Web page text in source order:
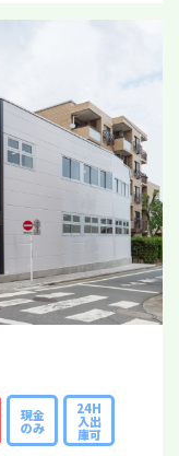
現金
のみ
24H
入出
庫可